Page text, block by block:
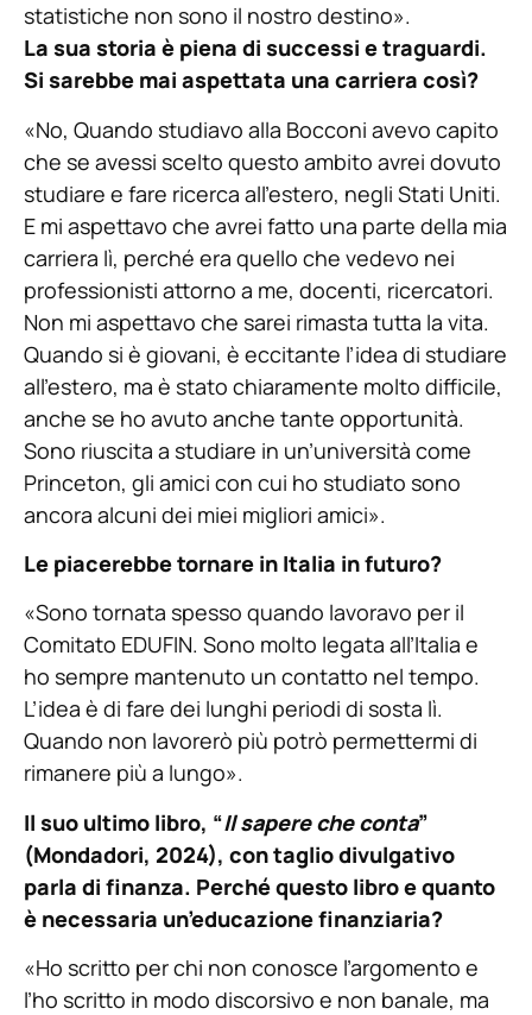
statistiche non sono il nostro destino».
La sua storia è piena di successi e traguardi.
Si sarebbe mai aspettata una carriera così?
«No, Quando studiavo alla Bocconi avevo capito
che se avessi scelto questo ambito avrei dovuto
studiare e fare ricerca all’estero, negli Stati Uniti.
E mi aspettavo che avrei fatto una parte della mia
carriera lì, perché era quello che vedevo nei
professionisti attorno a me, docenti, ricercatori.
Non mi aspettavo che sarei rimasta tutta la vita.
Quando si è giovani, è eccitante l’idea di studiare
all’estero, ma è stato chiaramente molto difficile,
anche se ho avuto anche tante opportunità.
Sono riuscita a studiare in un’università come
Princeton, gli amici con cui ho studiato sono
ancora alcuni dei miei migliori amici».
Le piacerebbe tornare in Italia in futuro?
«Sono tornata spesso quando lavoravo per il
Comitato EDUFIN. Sono molto legata all’Italia e
ho sempre mantenuto un contatto nel tempo.
L’idea è di fare dei lunghi periodi di sosta lì.
Quando non lavorerò più potrò permettermi di
rimanere più a lungo».
Il suo ultimo libro, “Il sapere che conta”
(Mondadori, 2024), con taglio divulgativo
parla di finanza. Perché questo libro e quanto
è necessaria un’educazione finanziaria?
«Ho scritto per chi non conosce l’argomento e
l’ho scritto in modo discorsivo e non banale, ma